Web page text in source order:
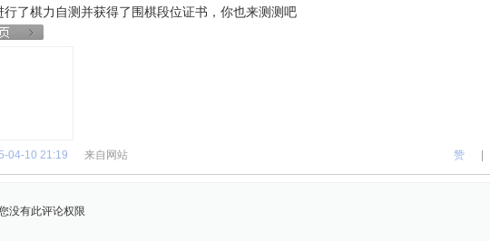
行了棋力自测并获得了围棋段位证书，你也来测测吧
赞
04-10 21:19 来自网站
没有此评论权限